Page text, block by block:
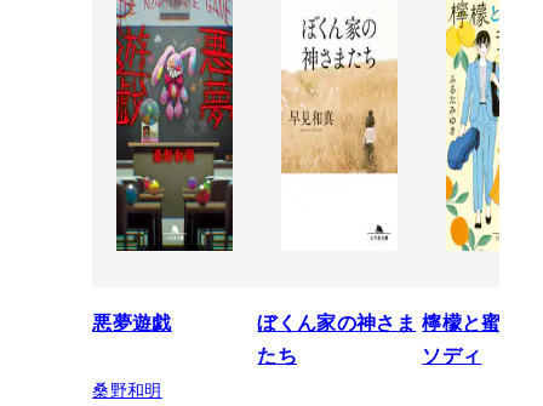
悪夢遊戯
桑野和明
ぼくん家の神さま
たち
檸檬と蜜柑
ソディ